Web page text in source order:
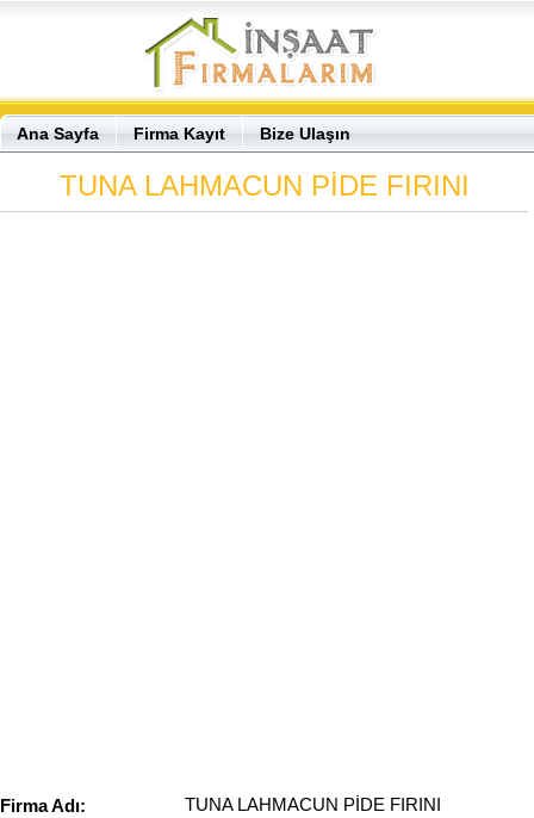
Ana Sayfa Firma Kayıt Bize Ulaşın
TUNA LAHMACUN PİDE FIRINI
Firma Adı:
TUNA LAHMACUN PİDE FIRINI